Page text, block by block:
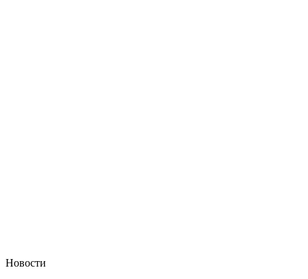
Новости